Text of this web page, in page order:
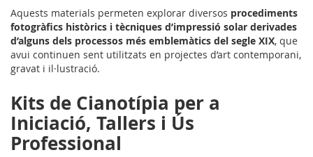
Aquests materials permeten explorar diversos procediments
fotogràfics històrics i tècniques d’impressió solar derivades
d’alguns dels processos més emblemàtics del segle XIX, que
avui continuen sent utilitzats en projectes d’art contemporani,
gravat i il·lustració.
Kits de Cianotípia per a
Iniciació, Tallers i Ús
Professional